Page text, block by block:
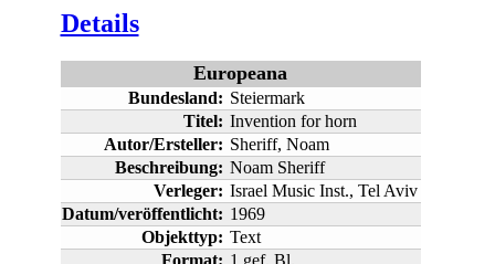
Details
Europeana
Bundesland: Steiermark
Titel: Invention for horn
Autor/Ersteller: Sheriff, Noam
Beschreibung: Noam Sheriff
Verleger: Israel Music Inst., Tel Aviv
Datum/veröffentlicht: 1969
Objekttyp: Text
Format: 1 gef. Bl.